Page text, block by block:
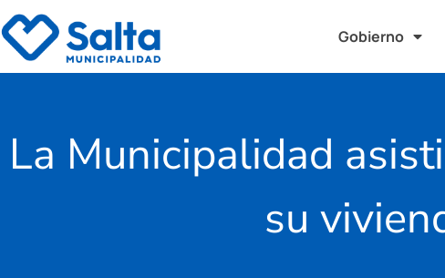
Gobierno
La Municipalidad
su